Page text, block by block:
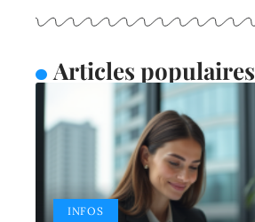
Articles populaires
INFOS